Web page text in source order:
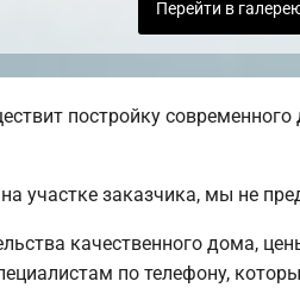
Перейти в
постройку
участке заказчика, мы не
качественного дома,
по телефону,